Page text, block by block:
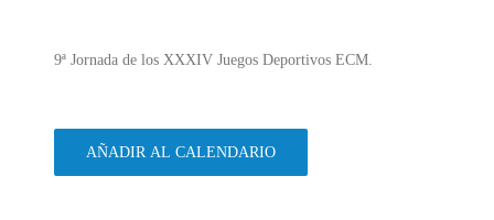
9ª Jornada de los XXXIV Juegos Deportivos ECM.
AÑADIR AL CALENDARIO